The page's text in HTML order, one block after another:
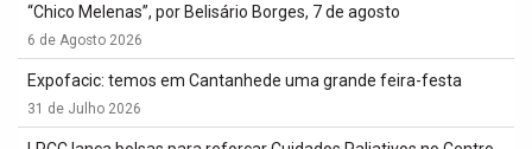
“Chico Melenas”, por Belisário Borges, 7 de agosto
6 de Agosto 2026
Expofacic: temos em Cantanhede uma grande feira-festa
31 de Julho 2026